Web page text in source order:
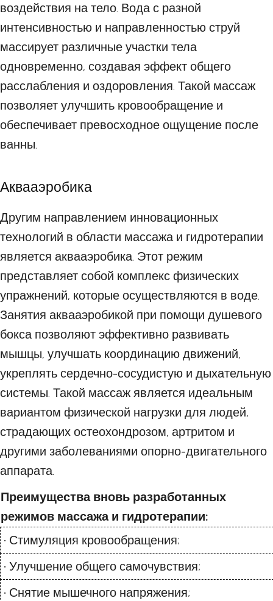
воздействия на тело. Вода с разной
интенсивностью и направленностью струй
массирует различные участки тела
одновременно, создавая эффект общего
расслабления и оздоровления. Такой массаж
позволяет улучшить кровообращение и
обеспечивает превосходное ощущение после
ванны.
Аквааэробика
Другим направлением инновационных
технологий в области массажа и гидротерапии
является аквааэробика. Этот режим
представляет собой комплекс физических
упражнений, которые осуществляются в воде.
Занятия аквааэробикой при помощи душевого
бокса позволяют эффективно развивать
мышцы, улучшать координацию движений,
укреплять сердечно-сосудистую и дыхательную
системы. Такой массаж является идеальным
вариантом физической нагрузки для людей,
страдающих остеохондрозом, артритом и
другими заболеваниями опорно-двигательного
аппарата.
Преимущества вновь разработанных
режимов массажа и гидротерапии:
• Стимуляция кровообращения;
• Улучшение общего самочувствия;
• Снятие мышечного напряжения;